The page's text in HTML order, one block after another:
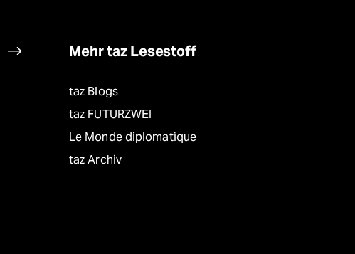
Mehr taz Lesestoff
taz Blogs
taz FUTURZWEI
Le Monde diplomatique
taz Archiv